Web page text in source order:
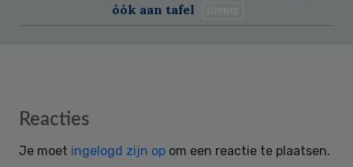
óók aan tafel
Reader
Reacties
Je moet ingelogd zijn op om een reactie te plaatsen.